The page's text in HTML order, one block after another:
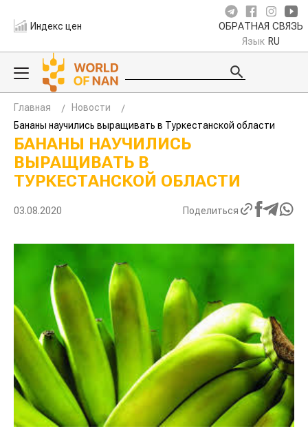
Индекс цен ОБРАТНАЯ СВЯЗЬ
Язык RU
Главная
Новости
Бананы научились выращивать в Туркестанской области
БАНАНЫ НАУЧИЛИСЬ
ВЫРАЩИВАТЬ В
ТУРКЕСТАНСКОЙ ОБЛАСТИ
03.08.2020 Поделиться